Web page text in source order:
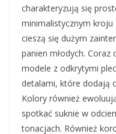
charakteryzują się
minimalistycznym
cieszą się dużym
panien młodych.
modele z odkrytymi
detalami, które dodają
Kolory również
spotkać suknie w
tonacjach. Również